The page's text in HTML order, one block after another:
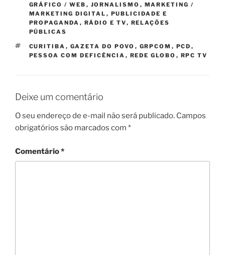
GRÁFICO / WEB , JORNALISMO , MARKETING /
MARKETING DIGITAL , PUBLICIDADE E
PROPAGANDA , RÁDIO E TV, RELAÇÕES
PÚBLICAS
TAGS
CURITIBA , GAZETA DO POVO , GRPCOM , PCD ,
PESSOA COM DEFICÊNCIA , REDE GLOBO , RPC TV
Deixe um comentário
O seu endereço de e-mail não será publicado. Campos
obrigatórios são marcados com *
Comentário*